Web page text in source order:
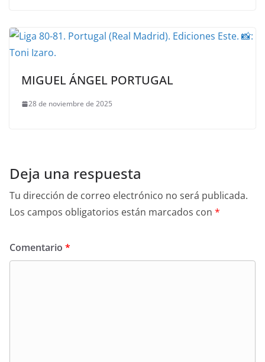
MIGUEL ÁNGEL PORTUGAL
28 de noviembre de 2025
Deja una respuesta
Tu dirección de correo electrónico no será publicada.
Los campos obligatorios están marcados con *
Comentario *